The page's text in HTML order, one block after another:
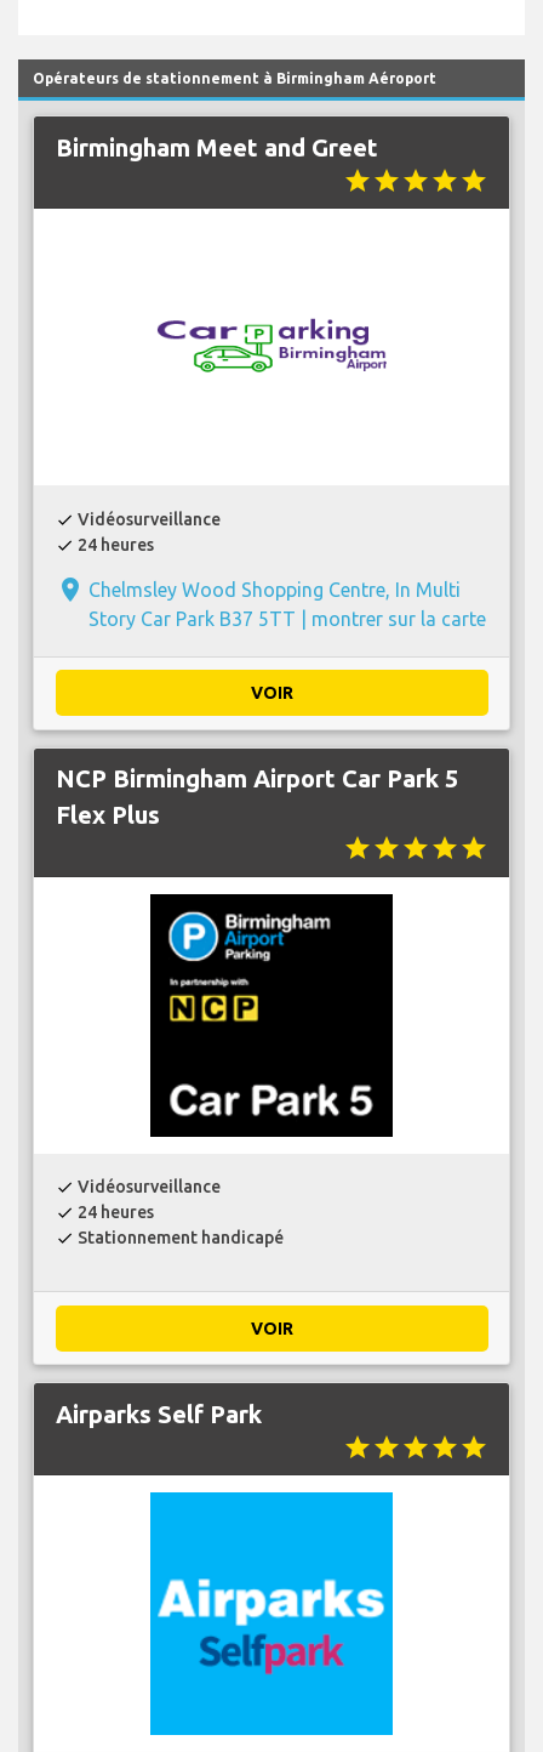
Opérateurs de stationnement à Birmingham Aéroport
Birmingham Meet and Greet
starstarstarstarstar
check Vidéosurveillance
check 24 heures
place Chelmsley Wood Shopping Centre, In Multi
Story Car Park B37 5TT | montrer sur la carte
VOIR
NCP Birmingham Airport Car Park 5
Flex Plus
starstarstarstarstar
check Vidéosurveillance
check 24 heures
check Stationnement handicapé
VOIR
Airparks Self Park
starstarstarstarstar